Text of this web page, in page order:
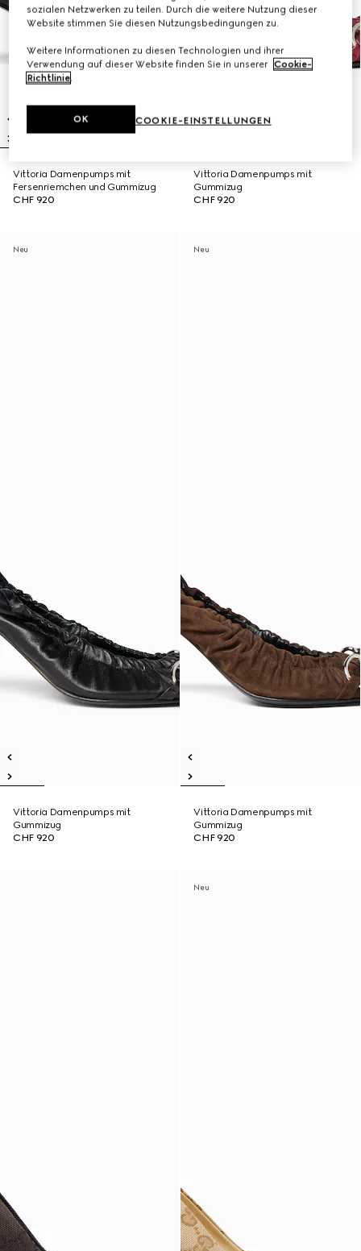
Vittoria Damenpumps mit
Fersenriemchen und Gummizug
CHF 920
Vittoria Damenpumps mit
Gummizug
CHF 920
Neu
Vittoria Damenpumps mit
Gummizug
CHF 920
Neu
Vittoria Damenpumps mit
Gummizug
CHF 920
Neu
sozialen Netzwerken zu teilen. Durch die weitere Nutzung dieser
Website stimmen Sie diesen Nutzungsbedingungen zu.
Weitere Informationen zu diesen Technologien und ihrer
Verwendung auf dieser Website finden Sie in unserer Cookie-
Richtlinie.
COOKIE-EINSTELLUNGEN
OK